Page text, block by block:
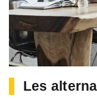
Les